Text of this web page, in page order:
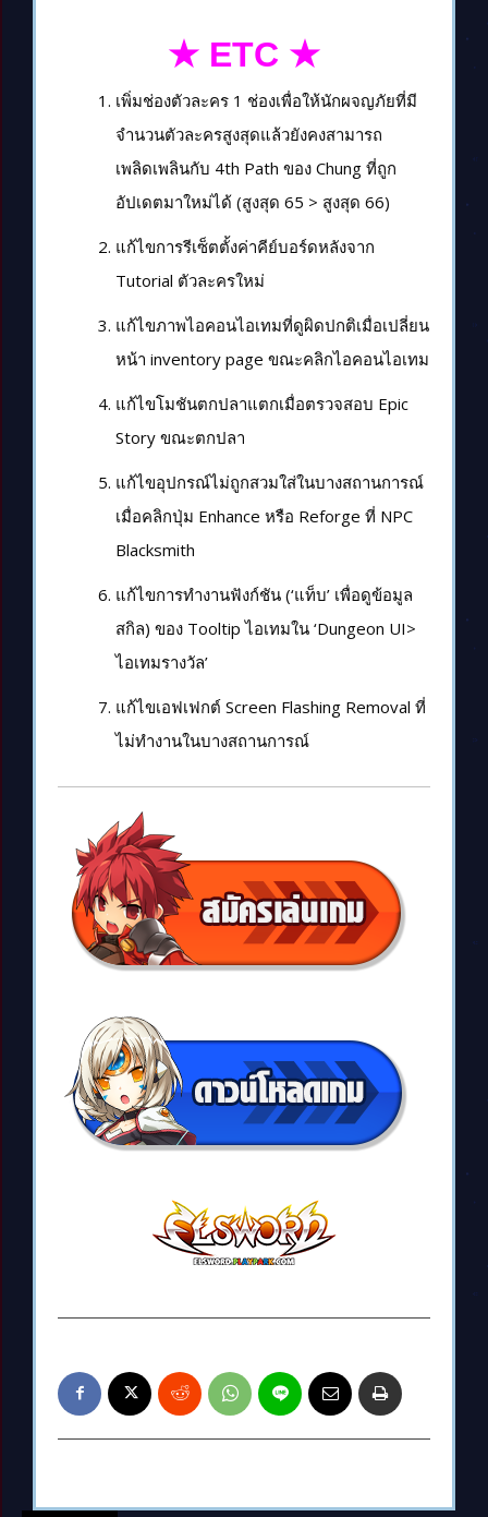
★ ETC ★
เพิ่มช่องตัวละคร 1 ช่องเพื่อให้นักผจญภัยที่มี
จำนวนตัวละครสูงสุดแล้วยังคงสามารถ
เพลิดเพลินกับ 4th Path ของ Chung ที่ถูก
อัปเดตมาใหม่ได้ (สูงสุด 65 > สูงสุด 66)
แก้ไขการรีเซ็ตตั้งค่าคีย์บอร์ดหลังจาก
Tutorial ตัวละครใหม่
แก้ไขภาพไอคอนไอเทมที่ดูผิดปกติเมื่อเปลี่ยน
หน้า inventory page ขณะคลิกไอคอนไอเทม
แก้ไขโมชันตกปลาแตกเมื่อตรวจสอบ Epic
Story ขณะตกปลา
แก้ไขอุปกรณ์ไม่ถูกสวมใส่ในบางสถานการณ์
เมื่อคลิกปุ่ม Enhance หรือ Reforge ที่ NPC
Blacksmith
แก้ไขการทำงานฟังก์ชัน (‘แท็บ’ เพื่อดูข้อมูล
สกิล) ของ Tooltip ไอเทมใน ‘Dungeon UI>
ไอเทมรางวัล’
แก้ไขเอฟเฟกต์ Screen Flashing Removal ที่
ไม่ทำงานในบางสถานการณ์